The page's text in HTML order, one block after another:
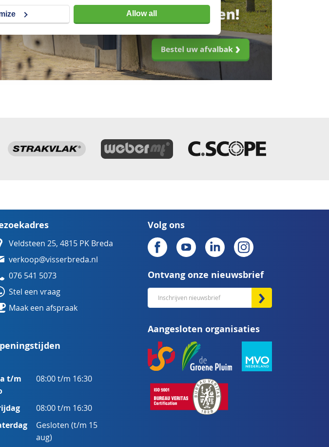
Allow all
Veldsteen 25, 4815 PK Breda
verkoop@visserbreda.nl
076 541 5073
Stel een vraag
Maak een afspraak
t/m
08:00 t/m 16:30
08:00 t/m 16:30
Gesloten (t/m 15
aug)
Volg ons
Ontvang onze nieuwsbrief
Abonneer
u
onze
nieuwsbrief
Aangesloten organisaties